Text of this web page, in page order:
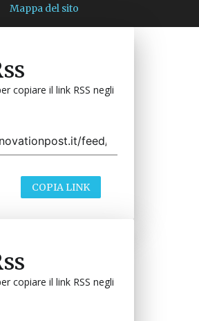
Mappa del sito
copiare il link RSS negli
COPIA LINK
copiare il link RSS negli